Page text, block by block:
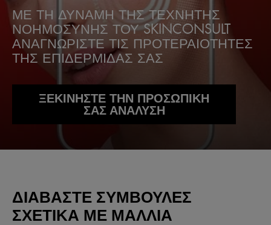
ΜΕ ΤΗ ΔΥΝΑΜΗ ΤΗΣ ΤΕΧΝΗΤΗΣ
ΝΟΗΜΟΣΥΝΗΣ ΤΟΥ SKINCONSULT
ΑΝΑΓΝΩΡΙΣΤΕ ΤΙΣ ΠΡΟΤΕΡΑΙΟΤΗΤΕΣ
ΤΗΣ ΕΠΙΔΕΡΜΙΔΑΣ ΣΑΣ
ΞΕΚΙΝΗΣΤΕ ΤΗΝ ΠΡΟΣΩΠΙΚΗ
ΣΑΣ ΑΝΑΛΥΣΗ
ΔΙΑΒΆΣΤΕ ΣΥΜΒΟΥΛΈΣ
ΣΧΕΤΙΚΆ ΜΕ ΜΑΛΛΙΆ